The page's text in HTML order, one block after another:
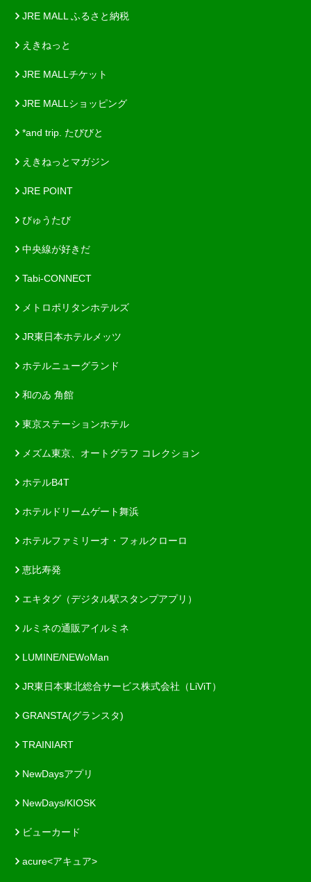
JRE MALL ふるさと納税
えきねっと
JRE MALLチケット
JRE MALLショッピング
*and trip. たびびと
えきねっとマガジン
JRE POINT
びゅうたび
中央線が好きだ
Tabi-CONNECT
メトロポリタンホテルズ
JR東日本ホテルメッツ
ホテルニューグランド
和のゐ 角館
東京ステーションホテル
メズム東京、オートグラフ コレクション
ホテルB4T
ホテルドリームゲート舞浜
ホテルファミリーオ・フォルクローロ
恵比寿発
エキタグ（デジタル駅スタンプアプリ）
ルミネの通販アイルミネ
LUMINE/NEWoMan
JR東日本東北総合サービス株式会社（LiViT）
GRANSTA(グランスタ)
TRAINIART
NewDaysアプリ
NewDays/KIOSK
ビューカード
acure<アキュア>